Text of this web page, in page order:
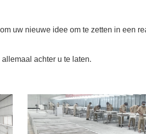
uw nieuwe idee om te zetten in een
achter u te laten.